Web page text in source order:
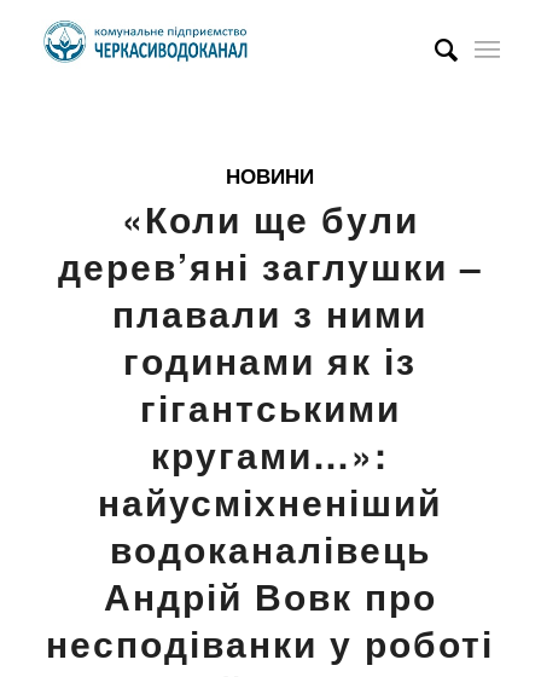
НОВИНИ
«Коли ще були
дерев’яні заглушки –
плавали з ними
годинами як із
гігантськими
кругами…»:
найусміхненіший
водоканалівець
Андрій Вовк про
несподіванки у роботі